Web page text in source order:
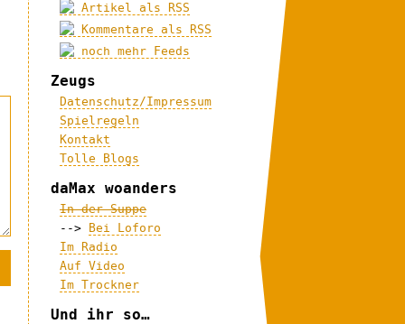
Artikel als RSS
Kommentare als RSS
noch mehr Feeds
Zeugs
Datenschutz/Impressum
Spielregeln
Kontakt
Tolle Blogs
daMax woanders
In der Suppe
-->
Bei Loforo
Im Radio
Auf Video
Im Trockner
Und ihr so…